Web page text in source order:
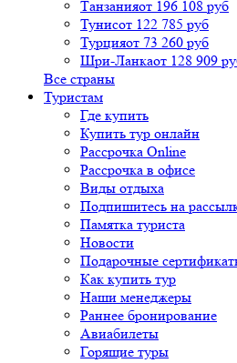
Танзанияот 196 108 руб
Тунисот 122 785 руб
Турцияот 73 260 руб
Шри-Ланкаот 128 909
Все страны
Туристам
Где купить
Купить тур онлайн
Рассрочка Online
Рассрочка в офисе
Виды отдыха
Подпишитесь на
Памятка туриста
Новости
Подарочные
Как купить тур
Наши менеджеры
Раннее бронирование
Авиабилеты
Горящие туры